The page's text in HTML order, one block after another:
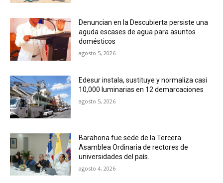
Denuncian en la Descubierta persiste una
aguda escases de agua para asuntos
domésticos
agosto 5, 2026
Edesur instala, sustituye y normaliza casi
10,000 luminarias en 12 demarcaciones
agosto 5, 2026
Barahona fue sede de la Tercera
Asamblea Ordinaria de rectores de
universidades del país.
agosto 4, 2026